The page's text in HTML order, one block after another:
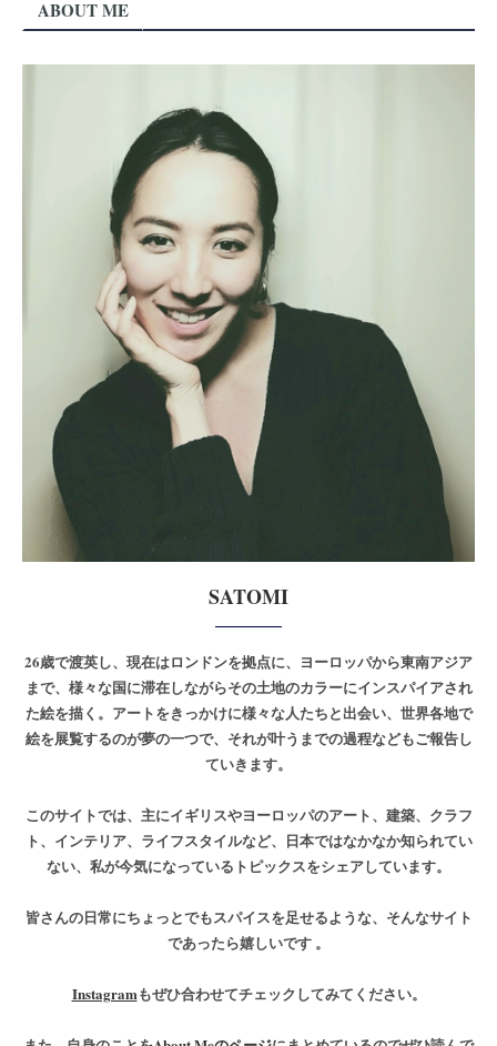
ABOUT ME
SATOMI
26歳で渡英し、現在はロンドンを拠点に、ヨーロッパから東南アジア
まで、様々な国に滞在しながらその土地のカラーにインスパイアされ
た絵を描く。アートをきっかけに様々な人たちと出会い、世界各地で
絵を展覧するのが夢の一つで、それが叶うまでの過程などもご報告し
ていきます。
このサイトでは、主にイギリスやヨーロッパのアート、建築、クラフ
ト、インテリア、ライフスタイルなど、日本ではなかなか知られてい
ない、私が今気になっているトピックスをシェアしています。
皆さんの日常にちょっとでもスパイスを足せるような、そんなサイト
であったら嬉しいです 。
Instagramもぜひ合わせてチェックしてみてください。